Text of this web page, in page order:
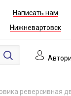
Написать нам
Нижневартовск
реверсивная